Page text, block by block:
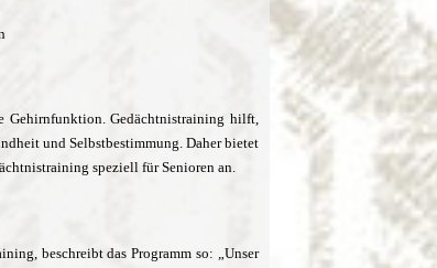
Gehirnfunktion. Gedächtnistraining hilft,
und Selbstbestimmung. Daher bietet
speziell für Senioren an.
beschreibt das Programm so: „Unser